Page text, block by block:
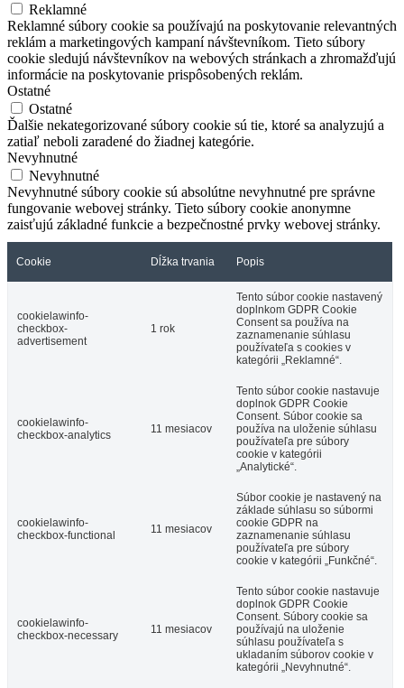
Reklamné
Reklamné súbory cookie sa používajú na poskytovanie relevantných
reklám a marketingových kampaní návštevníkom. Tieto súbory
cookie sledujú návštevníkov na webových stránkach a zhromažďujú
informácie na poskytovanie prispôsobených reklám.
Ostatné
Ostatné
Ďalšie nekategorizované súbory cookie sú tie, ktoré sa analyzujú a
zatiaľ neboli zaradené do žiadnej kategórie.
Nevyhnutné
Nevyhnutné
Nevyhnutné súbory cookie sú absolútne nevyhnutné pre správne
fungovanie webovej stránky. Tieto súbory cookie anonymne
zaisťujú základné funkcie a bezpečnostné prvky webovej stránky.
Cookie Dĺžka trvania Popis
cookielawinfo-
checkbox-
advertisement
1 rok
Tento súbor cookie nastavený
doplnkom GDPR Cookie
Consent sa používa na
zaznamenanie súhlasu
používateľa s cookies v
kategórii „Reklamné“.
cookielawinfo-
checkbox-analytics
11 mesiacov
Tento súbor cookie nastavuje
doplnok GDPR Cookie
Consent. Súbor cookie sa
používa na uloženie súhlasu
používateľa pre súbory
cookie v kategórii
„Analytické“.
cookielawinfo-
checkbox-functional
11 mesiacov
Súbor cookie je nastavený na
základe súhlasu so súbormi
cookie GDPR na
zaznamenanie súhlasu
používateľa pre súbory
cookie v kategórii „Funkčné“.
cookielawinfo-
checkbox-necessary
11 mesiacov
Tento súbor cookie nastavuje
doplnok GDPR Cookie
Consent. Súbory cookie sa
používajú na uloženie
súhlasu používateľa s
ukladaním súborov cookie v
kategórii „Nevyhnutné“.